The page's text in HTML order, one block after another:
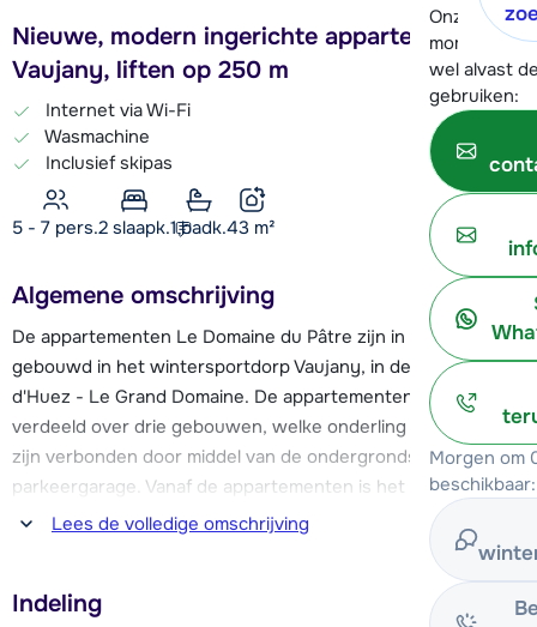
Onze
moment
wel alvast
gebruiken:
Morgen om
beschikbaar:
Nieuwe, modern ingerichte appartementen in
Vaujany, liften op 250 m
Internet via Wi-Fi
Wasmachine
Inclusief skipas
5 - 7 pers.2 slaapk.1 badk.43 m²
Algemene omschrijving
De appartementen Le Domaine du Pâtre zijn in 2018
gebouwd in het wintersportdorp Vaujany, in de skiregio Alpe
d'Huez - Le Grand Domaine. De appartementen zijn
verdeeld over drie gebouwen, welke onderling met elkaar
zijn verbonden door middel van de ondergrondse
parkeergarage. Vanaf de appartementen is het slechts 250
meter lopen naar de cabinelift Vaujany-L'Alpette. Door
middel van deze en de cabinelift Alpette-Rousses, sta je in
ca. 8 minuten op 2800 meter hoogte! Aangezien er geen
pistes in het dorp eindigen, kun je met de Alpette, Villette of
Lees de volledige omschrijving
Indeling